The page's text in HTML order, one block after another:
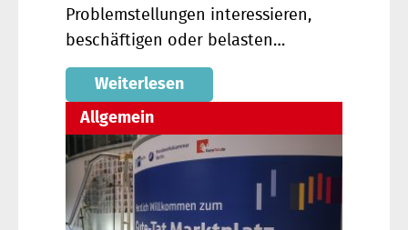
Problemstellungen interessieren,
beschäftigen oder belasten…
Weiterlesen
Allgemein